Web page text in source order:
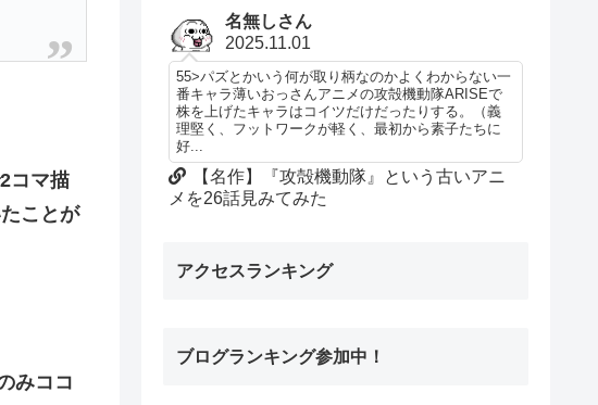
コマ描
ことが
みココ
名無しさん
2025.11.01
55>パズとかいう何が取り柄なのかよくわからない一
番キャラ薄いおっさんアニメの攻殻機動隊ARISEで
株を上げたキャラはコイツだけだったりする。（義
理堅く、フットワークが軽く、最初から素子たちに
好...
【名作】『攻殻機動隊』という古いアニ
メを26話見みてみた
アクセスランキング
ブログランキング参加中！